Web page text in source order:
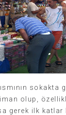
sokakta
olup,
gerek ilk katlar